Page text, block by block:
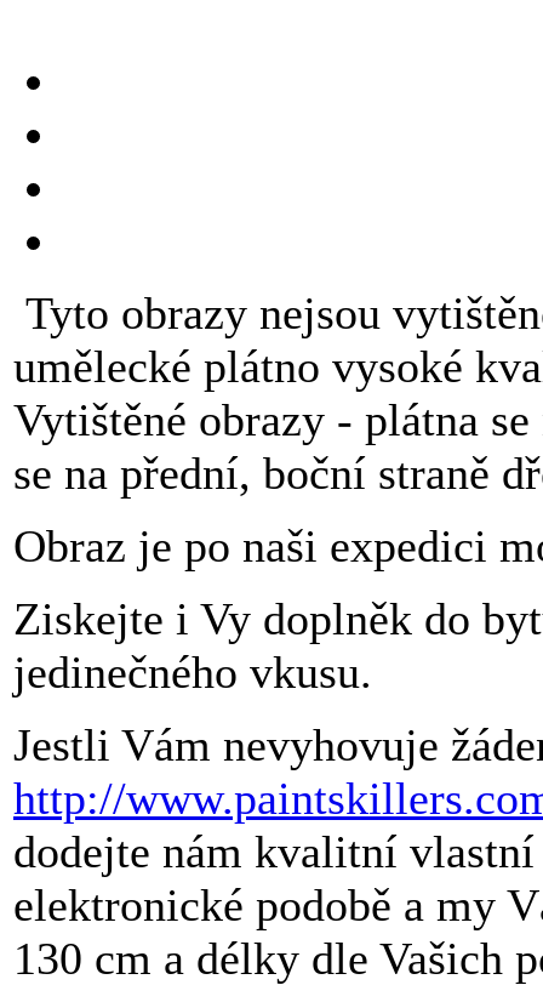
Tyto obrazy nejsou
umělecké plátno vysoké
Vytištěné obrazy - plátna
se na přední, boční straně
Obraz je po naši expedici
Ziskejte i Vy doplněk do
jedinečného vkusu.
Jestli Vám nevyhovuje
http://
dodejte nám kvalitní
elektronické podobě a my
130 cm a délky dle Vašich